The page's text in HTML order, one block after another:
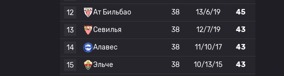
12 Ат Бильбао 38 13/6/19 45
13 Севилья 38 12/7/19 43
14 Алавес 38 11/10/17 43
15 Эльче 38 10/13/15 43